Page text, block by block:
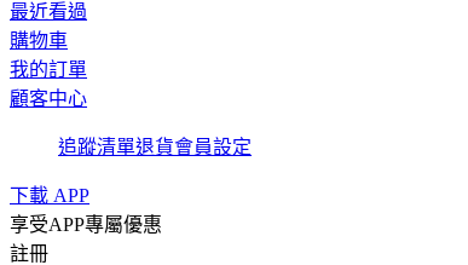
最近看過
購物車
我的訂單
顧客中心
追蹤清單退貨會員設定
下載 APP
享受APP專屬優惠
註冊